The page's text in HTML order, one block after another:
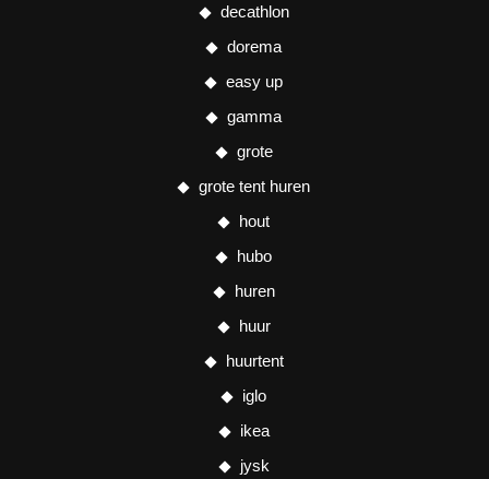
decathlon
dorema
easy up
gamma
grote
grote tent huren
hout
hubo
huren
huur
huurtent
iglo
ikea
jysk